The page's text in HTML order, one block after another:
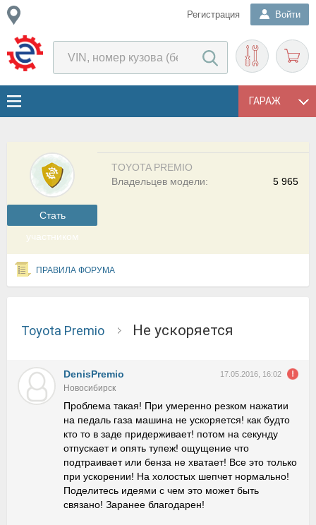
Регистрация Войти
ГАРАЖ
Cтать
участником
TOYOTA PREMIO
5 965
Владельцев модели:
ПРАВИЛА ФОРУМА
Toyota Premio Не ускоряется
DenisPremio 17.05.2016, 16:02
Новосибирск
Проблема такая! При умеренно резком нажатии
на педаль газа машина не ускоряется! как будто
кто то в заде придерживает! потом на секунду
отпускает и опять тупеж! ощущение что
подтраивает или бенза не хватает! Все это только
при ускорении! На холостых шепчет нормально!
Поделитесь идеями с чем это может быть
связано! Заранее благодарен!